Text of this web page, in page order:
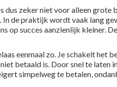
dus zeker niet voor alleen
In de praktijk wordt vaak lang
op succes aanzienlijk kleiner.
eenmaal zo. Je schakelt het
betaald is. Door snel te laten
simpelweg te betalen,